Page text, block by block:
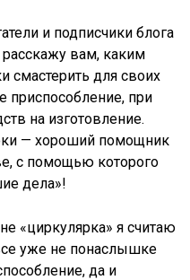
и подписчики блога
расскажу вам, каким
смастерить для своих
приспособление, при
на изготовление.
— хороший помощник
с помощью которого
дела»!
«циркулярка» я считаю
уже не понаслышке
да и